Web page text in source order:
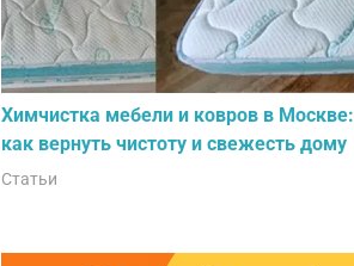
Химчистка мебели и ковров в Москве:
как вернуть чистоту и свежесть дому
Статьи